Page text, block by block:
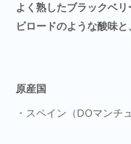
よく熟したブラックベリ
ビロードのような酸味と
原産国
・スペイン（DOマンチ